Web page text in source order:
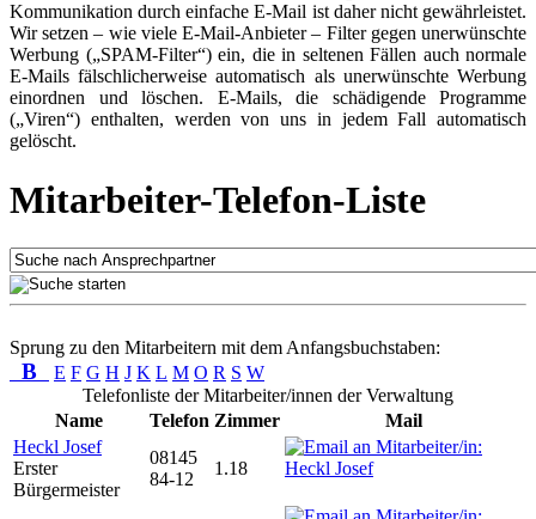
Kommunikation durch einfache E-Mail ist daher nicht gewährleistet.
Wir setzen – wie viele E-Mail-Anbieter – Filter gegen unerwünschte
Werbung („SPAM-Filter“) ein, die in seltenen Fällen auch normale
E-Mails fälschlicherweise automatisch als unerwünschte Werbung
einordnen und löschen. E-Mails, die schädigende Programme
(„Viren“) enthalten, werden von uns in jedem Fall automatisch
gelöscht.
Mitarbeiter-Telefon-Liste
Sprung zu den Mitarbeitern mit dem Anfangsbuchstaben:
B E F G H J K L M O R S W
Telefonliste der Mitarbeiter/innen der Verwaltung
Name
Telefon Zimmer
Mail
Heckl Josef
Erster
Bürgermeister
08145
84-12
1.18